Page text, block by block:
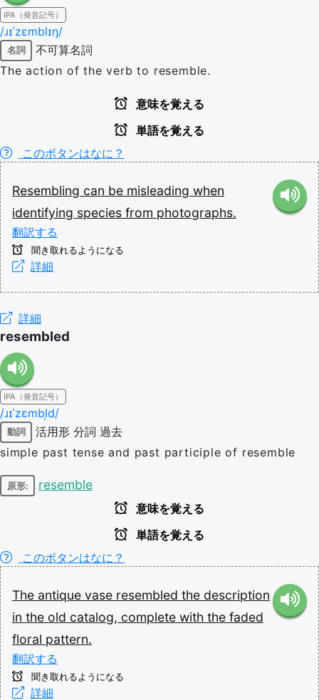
IPA（発音記号）
/ɹɪˈzɛmblɪŋ/
名詞
不可算名詞
The action of the verb to resemble.
意味を覚える
単語を覚える
このボタンはなに？
Resembling can be misleading when
identifying species from photographs.
翻訳する
聞き取れるようになる
詳細
詳細
resembled
IPA（発音記号）
/ɹɪˈzɛmbl̩d/
動詞 活用形 分詞 過去
simple past tense and past participle of resemble
原形: resemble
意味を覚える
単語を覚える
このボタンはなに？
The antique vase resembled the description
in the old catalog, complete with the faded
floral pattern.
翻訳する
聞き取れるようになる
詳細